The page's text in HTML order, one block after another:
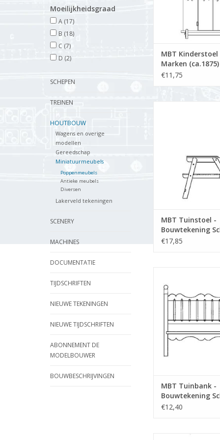
Moeilijkheidsgraad
A (17)
B (18)
C (7)
D (2)
SCHEPEN
TREINEN
HOUTBOUW
Wagens en overige
modellen
Gereedschap
Miniatuurmeubels
Poppenmeubels
Antieke meubels
Diversen
Lakerveld tekeningen
SCENERY
MACHINES
DOCUMENTATIE
TIJDSCHRIFTEN
NIEUWE TEKENINGEN
NIEUWE TIJDSCHRIFTEN
ABONNEMENT DE
MODELBOUWER
BOUWBESCHRIJVINGEN
MBT
Marken
Bouwtekening
€11,75
Schaal 1 : 12
TOEVOEGEN AAN
MBT Tuinstoel -
Bouwtekening
12 (40.33.016)
€17,85
TOEVOEGEN AAN
MBT Tuinbank -
Bouwtekening
12 (40.33.028)
€12,40